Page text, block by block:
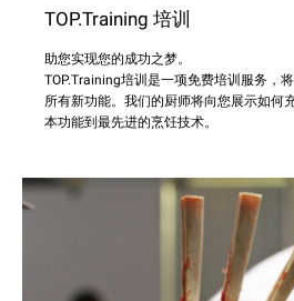
TOP.Training 培训
助您实现您的成功之梦。
TOP.Training培训是一项免费培训服务，
所有新功能。我们的厨师将向您展示如何
本功能到最先进的烹饪技术。